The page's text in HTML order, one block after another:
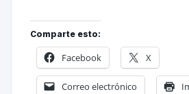
Comparte esto:
Facebook X
Correo electrónico